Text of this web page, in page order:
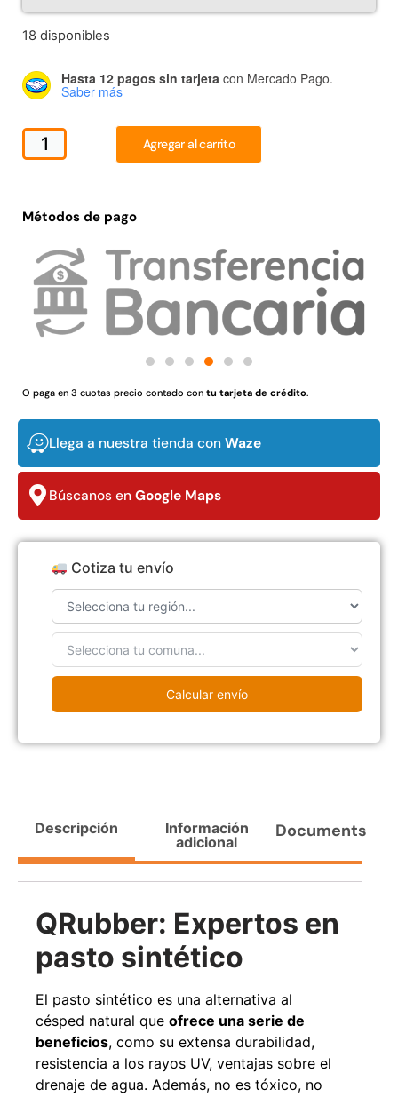
18 disponibles
Hasta 12 pagos sin tarjeta con Mercado Pago.
Saber más
Agregar al carrito
Métodos de pago
O paga en 3 cuotas precio contado con tu tarjeta de crédito.
Llega a nuestra tienda con Waze
Búscanos en Google Maps
Cotiza tu envío
Calcular envío
Descripción
Información
adicional
Documents
QRubber: Expertos en
pasto sintético
El pasto sintético es una alternativa al
césped natural que ofrece una serie de
beneficios, como su extensa durabilidad,
resistencia a los rayos UV, ventajas sobre el
drenaje de agua. Además, no es tóxico, no
37%
Juego Modular 03
QplayGround
$5.987.128
$3.790.990
Agregar al carrito
Pasto sintético ornamental
Importado USA: Crown
densidad 35mm Rollo
4,57*30,48mts
$2.892.120
30%
Transpaleta eléctrica carga
$2.842.858
$1.990.000
Agregar al carrito
Pasto sintético ornamental
densidad 42mm Rollo
4,57*15,24mts
$1.427.544
Leer más
Apilador manual ancho
2,5mts
$1.875.535
$1.167.990
Agregar al carrito